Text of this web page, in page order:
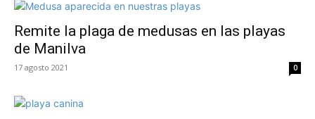
Remite la plaga de medusas en las playas
de Manilva
17 agosto 2021 0